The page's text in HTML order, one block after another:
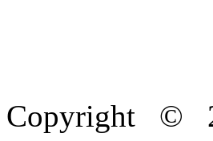
Copyright ©